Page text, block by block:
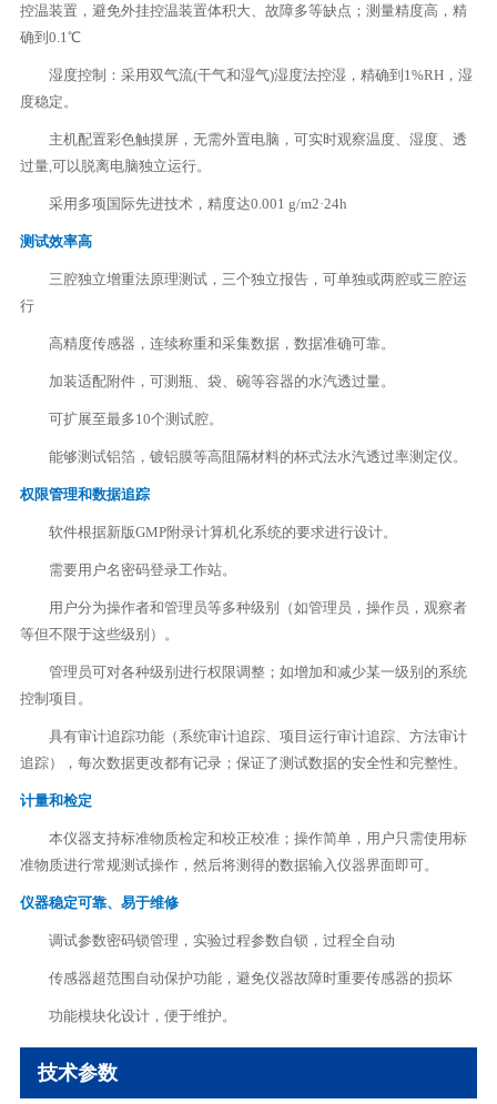
控温装置，避免外挂控温装置体积大、故障多等缺点；测量精度高，精
确到0.1℃
湿度控制：采用双气流(干气和湿气)湿度法控湿，精确到1%RH，湿
度稳定。
主机配置彩色触摸屏，无需外置电脑，可实时观察温度、湿度、透
过量,可以脱离电脑独立运行。
采用多项国际先进技术，精度达0.001 g/m2·24h
测试效率高
三腔独立增重法原理测试，三个独立报告，可单独或两腔或三腔运
行
高精度传感器，连续称重和采集数据，数据准确可靠。
加装适配附件，可测瓶、袋、碗等容器的水汽透过量。
可扩展至最多10个测试腔。
能够测试铝箔，镀铝膜等高阻隔材料的杯式法水汽透过率测定仪。
权限管理和数据追踪
软件根据新版GMP附录计算机化系统的要求进行设计。
需要用户名密码登录工作站。
用户分为操作者和管理员等多种级别（如管理员，操作员，观察者
等但不限于这些级别）。
管理员可对各种级别进行权限调整；如增加和减少某一级别的系统
控制项目。
具有审计追踪功能（系统审计追踪、项目运行审计追踪、方法审计
追踪），每次数据更改都有记录；保证了测试数据的安全性和完整性。
计量和检定
本仪器支持标准物质检定和校正校准；操作简单，用户只需使用标
准物质进行常规测试操作，然后将测得的数据输入仪器界面即可。
仪器稳定可靠、易于维修
调试参数密码锁管理，实验过程参数自锁，过程全自动
传感器超范围自动保护功能，避免仪器故障时重要传感器的损坏
功能模块化设计，便于维护。
技术参数